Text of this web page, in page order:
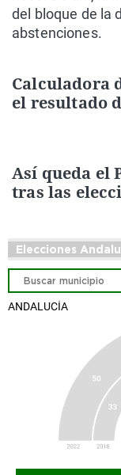
del bloque de la
abstenciones.
Calculadora
el resultado
Así queda el
tras las
Elecciones
ANDALUCÍA